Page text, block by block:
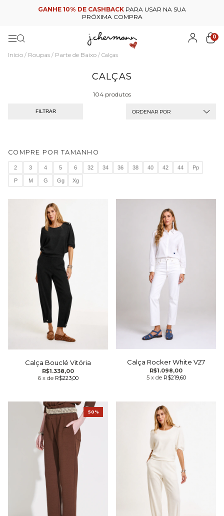
GANHE 10% DE CASHBACK PARA USAR NA SUA
PRÓXIMA COMPRA
0
Início / Roupas / Parte de Baixo / Calças
CALÇAS
104 produtos
FILTRAR ORDENAR POR
COMPRE POR TAMANHO
2 3 4 5 6 32 34 36 38 40 42 44 Pp
P M G Gg Xg
Calça Bouclé Vitória
R$1.338,00
6 x de R$223,00
Calça Rocker White V27
R$1.098,00
5 x de R$219,60
50%